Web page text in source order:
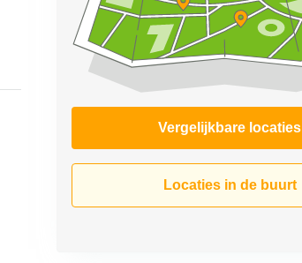
Vergelijkbare locaties
Locaties in de buurt